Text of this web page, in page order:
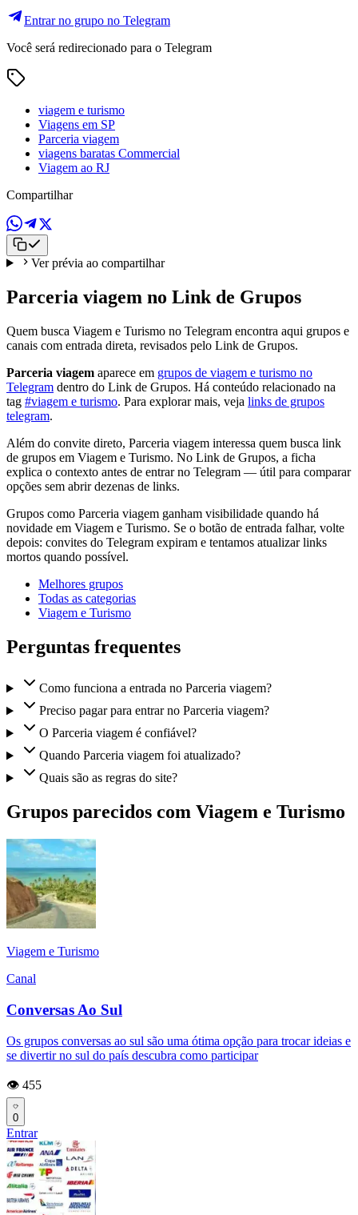
Entrar no grupo no Telegram
Você será redirecionado para o Telegram
viagem e turismo
Viagens em SP
Parceria viagem
viagens baratas Commercial
Viagem ao RJ
Compartilhar
Ver prévia ao compartilhar
Parceria viagem no Link de Grupos
Quem busca Viagem e Turismo no Telegram encontra aqui grupos e
canais com entrada direta, revisados pelo Link de Grupos.
Parceria viagem aparece em grupos de viagem e turismo no
Telegram dentro do Link de Grupos. Há conteúdo relacionado na
tag #viagem e turismo. Para explorar mais, veja links de grupos
telegram.
Além do convite direto, Parceria viagem interessa quem busca link
de grupos em Viagem e Turismo. No Link de Grupos, a ficha
explica o contexto antes de entrar no Telegram — útil para comparar
opções sem abrir dezenas de links.
Grupos como Parceria viagem ganham visibilidade quando há
novidade em Viagem e Turismo. Se o botão de entrada falhar, volte
depois: convites do Telegram expiram e tentamos atualizar links
mortos quando possível.
Melhores grupos
Todas as categorias
Viagem e Turismo
Perguntas frequentes
Como funciona a entrada no Parceria viagem?
Preciso pagar para entrar no Parceria viagem?
O Parceria viagem é confiável?
Quando Parceria viagem foi atualizado?
Quais são as regras do site?
Grupos parecidos com Viagem e Turismo
Viagem e Turismo
Canal
Conversas Ao Sul
Os grupos conversas ao sul são uma ótima opção para trocar ideias e
se divertir no sul do país descubra como participar
👁️ 455
0
Entrar